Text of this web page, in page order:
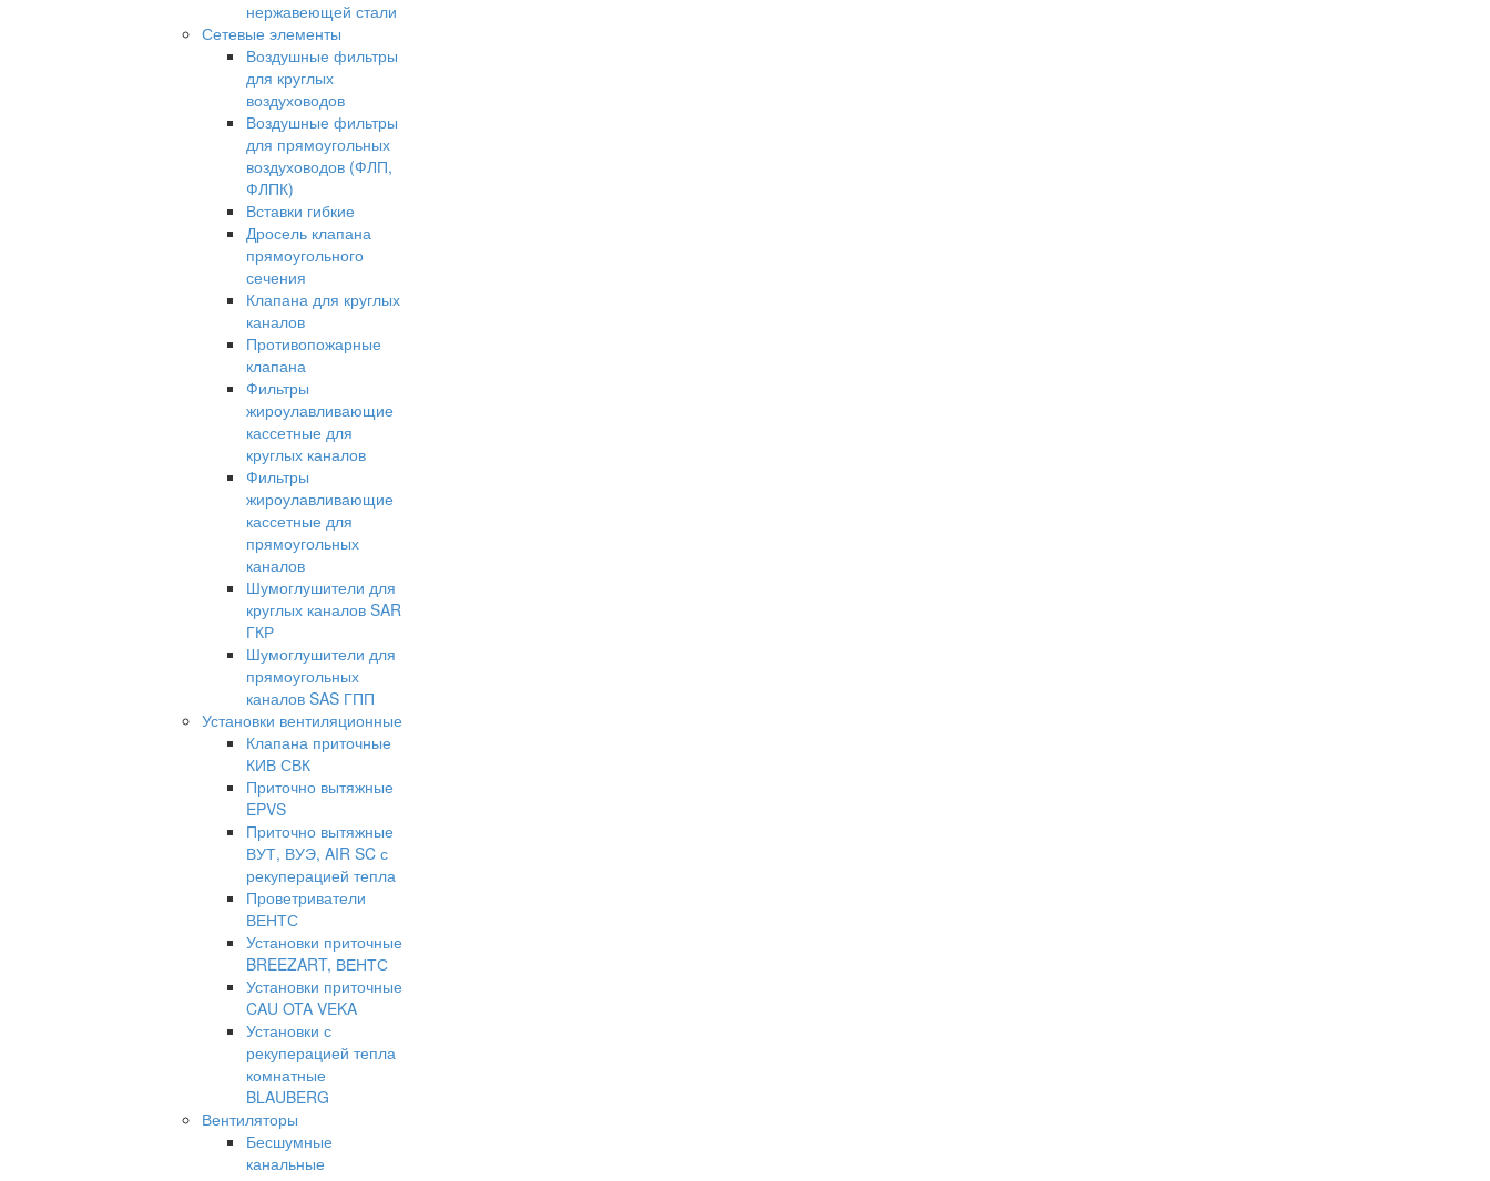
нержавеющей стали
Сетевые элементы
Воздушные фильтры
для круглых
воздуховодов
Воздушные фильтры
для прямоугольных
воздуховодов (ФЛП,
ФЛПК)
Вставки гибкие
Дросель клапана
прямоугольного
сечения
Клапана для круглых
каналов
Противопожарные
клапана
Фильтры
жироулавливающие
кассетные для
круглых каналов
Фильтры
жироулавливающие
кассетные для
прямоугольных
каналов
Шумоглушители для
круглых каналов SAR
ГКР
Шумоглушители для
прямоугольных
каналов SAS ГПП
Установки вентиляционные
Клапана приточные
КИВ СВК
Приточно вытяжные
EPVS
Приточно вытяжные
ВУТ, ВУЭ, AIR SC с
рекуперацией тепла
Проветриватели
ВЕНТС
Установки приточные
BREEZART, ВЕНТС
Установки приточные
CAU OTA VEKA
Установки с
рекуперацией тепла
комнатные
BLAUBERG
Вентиляторы
Бесшумные
канальные